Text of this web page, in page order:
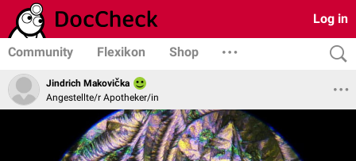
Log in
Community Flexikon Shop
Jindrich Makovička
Angestellte/r Apotheker/in